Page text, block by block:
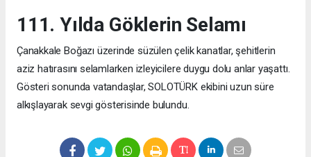
111. Yılda Göklerin Selamı
Çanakkale Boğazı üzerinde süzülen çelik kanatlar, şehitlerin
aziz hatırasını selamlarken izleyicilere duygu dolu anlar yaşattı.
Gösteri sonunda vatandaşlar, SOLOTÜRK ekibini uzun süre
alkışlayarak sevgi gösterisinde bulundu.